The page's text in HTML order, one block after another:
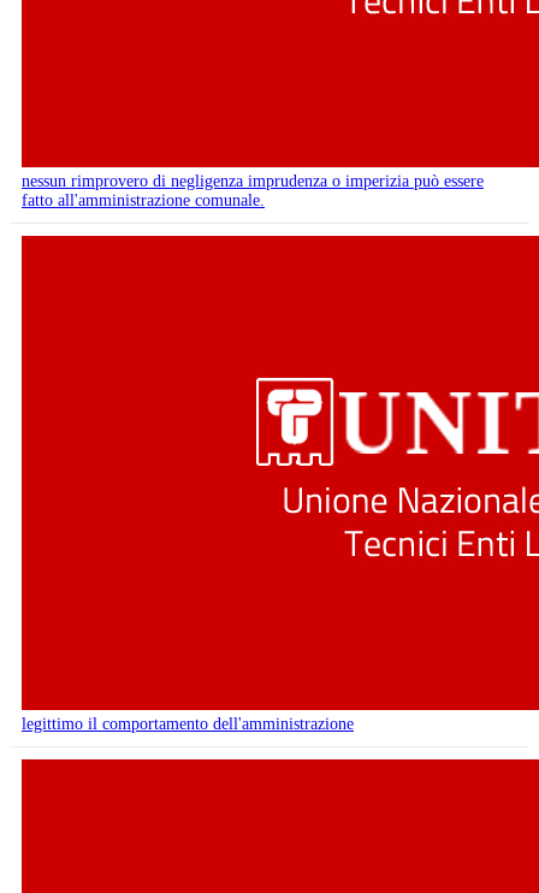
nessun rimprovero di negligenza imprudenza o imperizia può essere
fatto all'amministrazione comunale.
legittimo il comportamento dell'amministrazione